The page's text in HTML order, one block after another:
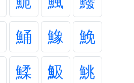
鯒 鱌
鮸
鰇 魥
鮡